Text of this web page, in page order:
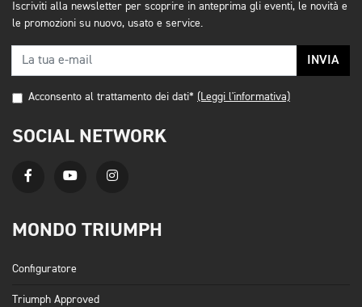
Iscriviti alla newsletter per scoprire in anteprima gli eventi, le novità e
le promozioni su nuovo, usato e service.
INVIA
Acconsento al trattamento dei dati* (Leggi l'informativa)
SOCIAL NETWORK
MONDO TRIUMPH
Configuratore
Triumph Approved